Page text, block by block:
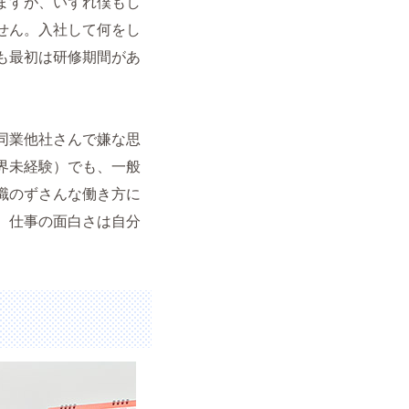
ん。入社して何をし
最初は研修期間があ
業他社さんで嫌な思
未経験）でも、一般
のずさんな働き方に
仕事の面白さは自分